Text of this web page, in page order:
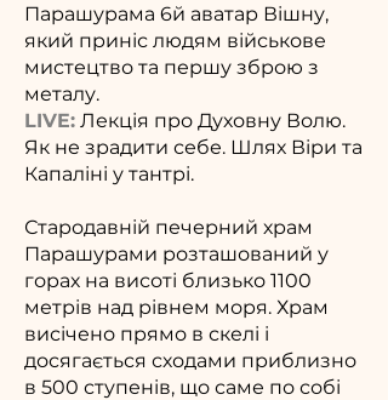
Парашурама 6й аватар Вішну,
який приніс людям військове
мистецтво та першу зброю з
металу.
LIVE: Лекція про Духовну Волю.
Як не зрадити себе. Шлях Віри та
Капаліні у тантрі.
Стародавній печерний храм
Парашурами розташований у
горах на висоті близько 1100
метрів над рівнем моря. Храм
висічено прямо в скелі і
досягається сходами приблизно
в 500 ступенів, що саме по собі